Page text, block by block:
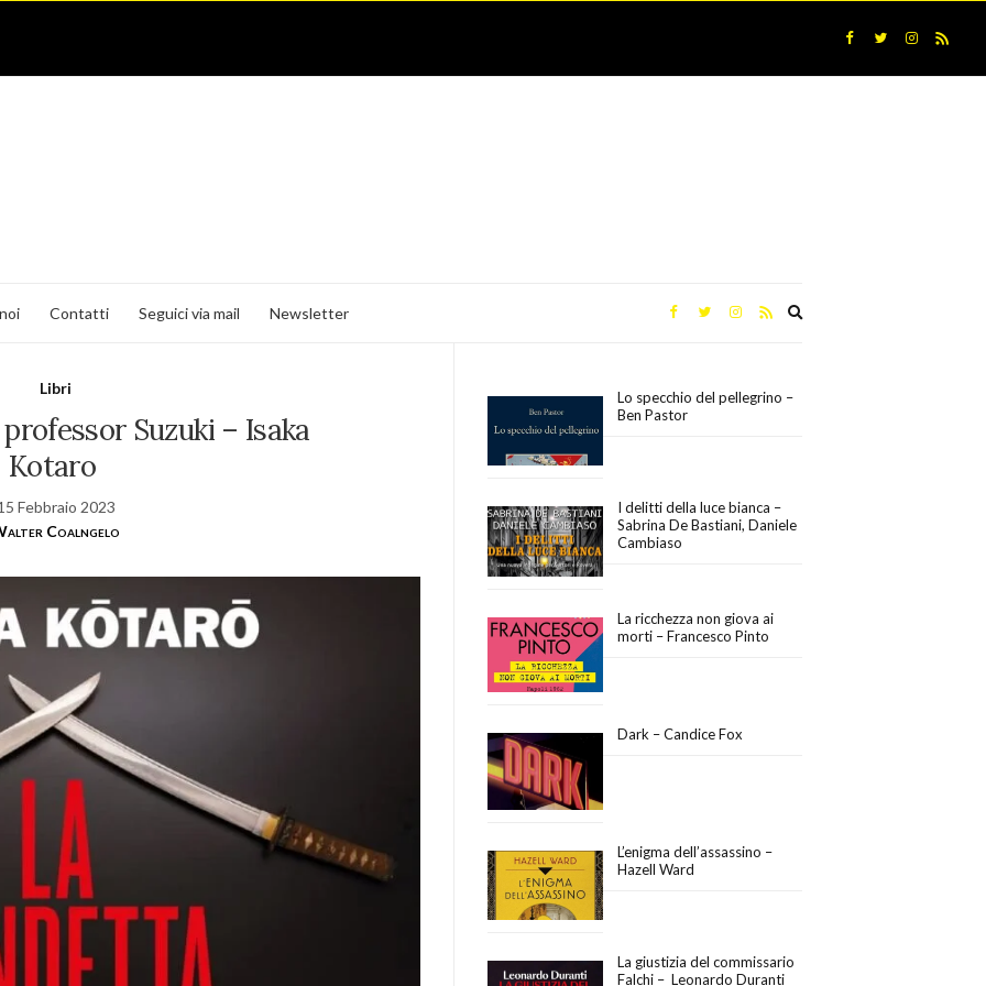
Contatti Seguici via mail Newsletter
Libri
Suzuki – Isaka
Kotaro
Febbraio 2023
Coalngelo
Lo specchio del pellegrino –
Ben Pastor
I delitti della luce bianca –
Sabrina De Bastiani, Daniele
Cambiaso
La ricchezza non giova ai
morti – Francesco Pinto
Dark – Candice Fox
L’enigma dell’assassino –
Hazell Ward
La giustizia del commissario
Falchi – Leonardo Duranti